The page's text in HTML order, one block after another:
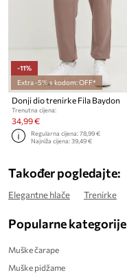
-11%
Extra -5% s kodom: OFF*
Donji dio trenirke Fila Baydon
Trenutna cijena:
34,99 €
Regularna cijena:78,99 €
Najniža cijena:39,49 €
Također pogledajte:
Elegantne hlače Trenirke
Popularne kategorije
Muške čarape
Muške pidžame